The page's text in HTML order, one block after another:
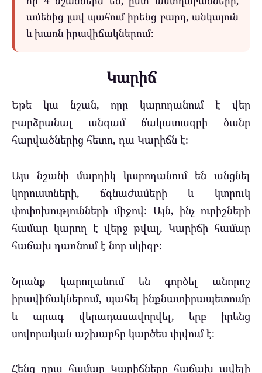
ամենից լավ պահում իրենց բարդ, անկայուն
և խառն իրավիճակներում։
Կարիճ
Եթե կա նշան, որը կարողանում է վեր
բարձրանալ անգամ ճակատագրի ծանր
հարվածներից հետո, դա Կարիճն է։
Այս նշանի մարդիկ կարողանում են անցնել
կորուստների, ճգնաժամերի և կտրուկ
փոփոխությունների միջով։ Այն, ինչ ուրիշների
համար կարող է վերջ թվալ, Կարիճի համար
հաճախ դառնում է նոր սկիզբ։
Նրանք կարողանում են գործել անորոշ
իրավիճակներում, պահել ինքնատիրապետումը
և արագ վերադասավորվել, երբ իրենց
սովորական աշխարհը կարծես փլվում է։
Հենց դրա համար Կարիճները հաճախ ավելի